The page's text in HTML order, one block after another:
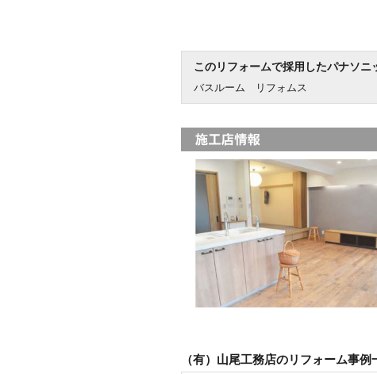
このリフォームで採用したパナソニ
バスルーム リフォムス
（有）山尾工務店のリフォーム事例